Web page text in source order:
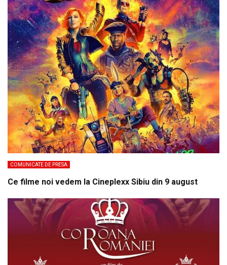
COMUNICATE DE PRESA
Ce filme noi vedem la Cineplexx Sibiu din 9 august